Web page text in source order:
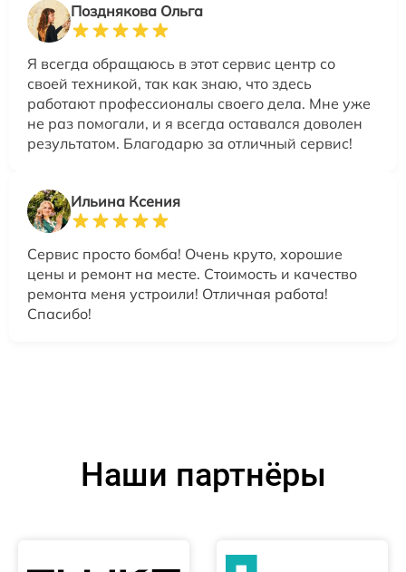
Позднякова Ольга
Я всегда обращаюсь в этот сервис центр со
своей техникой, так как знаю, что здесь
работают профессионалы своего дела. Мне уже
не раз помогали, и я всегда оставался доволен
результатом. Благодарю за отличный сервис!
Ильина Ксения
Сервис просто бомба! Очень круто, хорошие
цены и ремонт на месте. Стоимость и качество
ремонта меня устроили! Отличная работа!
Спасибо!
Наши партнёры